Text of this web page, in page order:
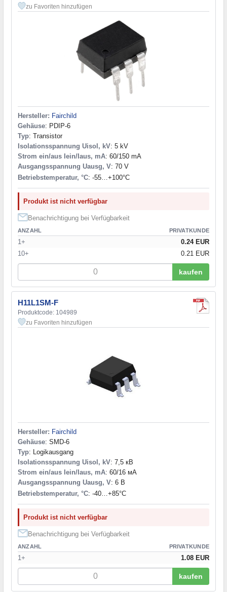
80/150 мА
80/50 mA
100/ mA
5 кВ(1)
200/1000 μs (1)
300/50(1)
17 MHz (1)
zu Favoriten hinzufügen
Hersteller: Fairchild
Gehäuse: PDIP-6
Typ: Transistor
Isolationsspannung Uisol, kV: 5 kV
Strom ein/aus Iein/Iaus, mA: 60/150 mA
Ausgangsspannung Uausg, V: 70 V
Betriebstemperatur, °C: -55…+100°С
Produkt ist nicht verfügbar
Benachrichtigung bei Verfügbarkeit
ANZAHL PRIVATKUNDE
1+
0.24 EUR
10+
0.21 EUR
kaufen
H11L1SM-F
Produktcode: 104989
zu Favoriten hinzufügen
Hersteller: Fairchild
Gehäuse: SMD-6
Typ: Logikausgang
Isolationsspannung Uisol, kV: 7,5 кВ
Strom ein/aus Iein/Iaus, mA: 60/16 мА
Ausgangsspannung Uausg, V: 6 В
Betriebstemperatur, °C: -40…+85°С
Produkt ist nicht verfügbar
Benachrichtigung bei Verfügbarkeit
ANZAHL PRIVATKUNDE
1+ 1.08 EUR
kaufen